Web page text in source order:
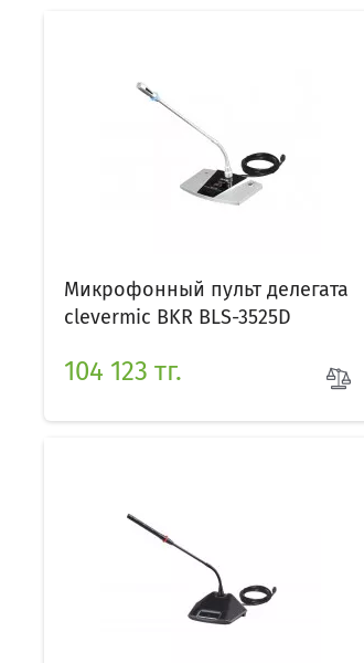
Микрофонный пульт делегата
clevermic BKR BLS-3525D
104 123 тг.